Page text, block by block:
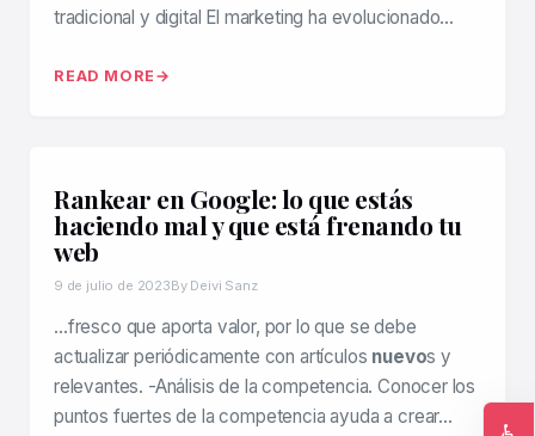
tradicional y digital El marketing ha evolucionado…
READ MORE
Rankear en Google: lo que estás
haciendo mal y que está frenando tu
web
9 de julio de 2023By Deivi Sanz
…fresco que aporta valor, por lo que se debe
actualizar periódicamente con artículos nuevos y
relevantes. -Análisis de la competencia. Conocer los
puntos fuertes de la competencia ayuda a crear…